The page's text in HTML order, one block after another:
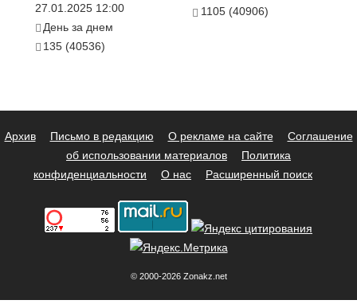
27.01.2025 12:00
День за днем
135 (40536)
1105 (40906)
Архив Письмо в редакцию О рекламе на сайте
Соглашение
об использовании материалов
Политика
конфиденциальности
О нас Расширенный поиск
© 2000-2026 Zonakz.net